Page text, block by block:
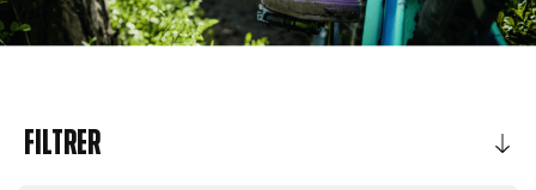
FILTRER